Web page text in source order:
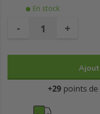
En stock
- +
+29 points